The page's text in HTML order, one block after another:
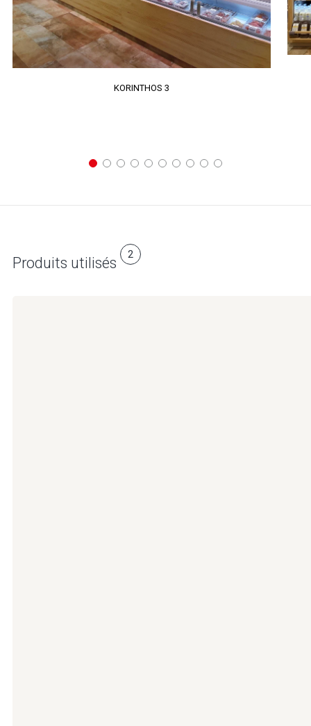
KORINTHOS 3
Produits utilisés 2